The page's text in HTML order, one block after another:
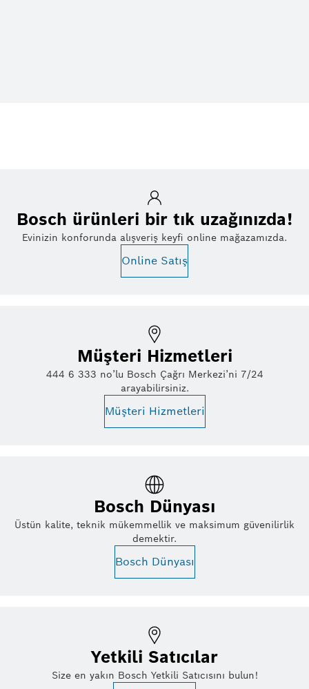
Bosch ürünleri bir tık uzağınızda!
Evinizin konforunda alışveriş keyfi online mağazamızda.
Online Satış
Müşteri Hizmetleri
444 6 333 no’lu Bosch Çağrı Merkezi’ni 7/24
arayabilirsiniz.
Müşteri Hizmetleri
Bosch Dünyası
Üstün kalite, teknik mükemmellik ve maksimum güvenilirlik
demektir.
Bosch Dünyası
Yetkili Satıcılar
Size en yakın Bosch Yetkili Satıcısını bulun!